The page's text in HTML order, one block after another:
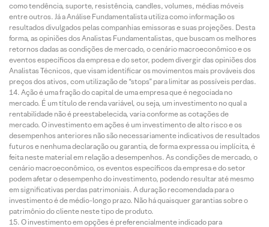
como tendência, suporte, resistência, candles, volumes, médias móveis
entre outros. Já a Análise Fundamentalista utiliza como informação os
resultados divulgados pelas companhias emissoras e suas projeções. Desta
forma, as opiniões dos Analistas Fundamentalistas, que buscam os melhores
retornos dadas as condições de mercado, o cenário macroeconômico e os
eventos específicos da empresa e do setor, podem divergir das opiniões dos
Analistas Técnicos, que visam identificar os movimentos mais prováveis dos
preços dos ativos, com utilização de “stops” para limitar as possíveis perdas.
Ação é uma fração do capital de uma empresa que é negociada no
mercado. É um título de renda variável, ou seja, um investimento no qual a
rentabilidade não é preestabelecida, varia conforme as cotações de
mercado. O investimento em ações é um investimento de alto risco e os
desempenhos anteriores não são necessariamente indicativos de resultados
futuros e nenhuma declaração ou garantia, de forma expressa ou implícita, é
feita neste material em relação a desempenhos. As condições de mercado, o
cenário macroeconômico, os eventos específicos da empresa e do setor
podem afetar o desempenho do investimento, podendo resultar até mesmo
em significativas perdas patrimoniais. A duração recomendada para o
investimento é de médio-longo prazo. Não há quaisquer garantias sobre o
patrimônio do cliente neste tipo de produto.
O investimento em opções é preferencialmente indicado para